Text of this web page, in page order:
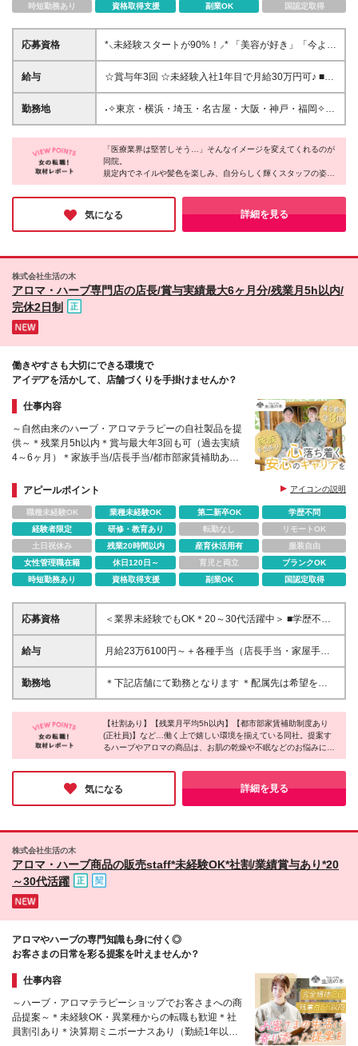
時短勤務あり
資格取得支援 副業OK 国認定取得
応募資格
*⸜未経験スタートが90%！⸝* 「美容が好き」「今より
稼ぎたい」 その気持ちがあれば、これまでの経験・
学歴は一切問いません◎ 【こんな方にぴったりです
で、誰かを笑顔にしたい方 ◎安定した高収入（月給
30万円〜）を叶えたい方 ◎オンとオフを切り替え
転職者も大歓迎★ アパレル、カフェ、受付、事務、
エステ、営業など、 先輩たちの前職はさまざま。
「自分を変えたい」という想いを全力でサポートしま
す！ ୨୧・・・・・・・・・・・・୨୧ *⸜多くの方とお
会いしたいと思っています⸝* 「いきなり応募は勇気が
いるな…」という方は、 ぜひお気軽に【気になる】
ボタンをタップしてくださいね。 私たちからも、あ
す！ ୨୧・・・・・・・・・・・・୨୧
給与
☆賞与年3回 ☆未経験入社1年目で月給30万円可♪ ■月
給25万円～＋業績手当＋賞与年2回＋決算賞与（規定
あり） （みなし残業代月22時間分／月3万5300円を
与を含む ★最短の月給（昇給）例★ 入社時（研修期
間）：23万円 ▽ ～2か月（カウンセラー）：25万
円 ▽ ～4か月目（チーフ）：27.5万円 ▽ 8～10
給のチャンスあり♪ ポジションによって金額も変わる
ため、月給に追加してさらに頑張り還元！ ------------
22時間分／⽉3万3800円を含む） ◇関⻄エリア（⼤
円（みなし残業代⽉22時間分／⽉3万2500円を含む）
※みなし残業代の時間超過分は別途支給
勤務地
˖✧東京・横浜・埼玉・名古屋・大阪・神戸・福岡✧˖
☆26年6月に横浜院が開院！ 【秋葉原院】 千代田区
神田佐久間町2-18-5-3F 【新橋院】 港区新橋1-4-4
FAD15ビル9F 【池袋院】 豊島区南池袋2-27-5 カテイ
ビル6F 【新宿院】 新宿区新宿3-25-9 新宿モアビル6F
【名古屋院】 名古屋市中村区椿町17-15 ユース丸悦ビ
ル6F 【名古屋栄院】 名古屋市中区錦3-24-29 内山ビ
ル4F 【神戸三宮院】 神戸市中央区琴ノ緒町5-3-5 グ
リーンシャポービル3F 【大阪天王寺院】 大阪市天王
都駅前院】 京都市下京区烏丸通七条下る東塩小路町
区画 【横浜院】※26年6月開院！ ⇒開院までは東京の
クリニックで研修 横浜市西区高島2-14-11 横浜新都市
「医療業界は堅苦しそう…」そんなイメージを変えてくれるのが
同院。
規定内でネイルや髪色を楽しみ、自分らしく輝くスタッフの姿が
印象的でした。
未経験入社が90％ながら、1年目から【月給30万円】を目指せる
環境には驚きました。完全週休2日制でオフも充実しているから
こそ、心に余裕を持って患者様に向き合えます。
「なりたい私」を叶えながら、理想のライフスタイルを手にした
気になる 詳細を見る
株式会社生活の木
アロマ・ハーブ専門店の店長/賞与実績最大6ヶ月分/残業月5h以内/
完休2日制
働きやすさも大切にできる環境で
アイデアを活かして、店舗づくりを手掛けませんか？
仕事内容
～自然由来のハーブ・アロマテラピーの自社製品を提
供～＊残業月5h以内＊賞与最大年3回も可（過去実績
4～6ヶ月）＊家族手当/店長手当/都市部家賃補助あり
アピールポイント
アイコンの説明
職種未経験OK 業種未経験OK 第二新卒OK
学歴不問
経験者限定
研修・教育あり 転勤なし
リモートOK
土日祝休み
残業20時間以内 産育休活用有
服装自由
女性管理職在籍
休日120日～ 育児と両立
ブランクOK
時短勤務あり
資格取得支援 副業OK 国認定取得
応募資格
＜業界未経験でもOK＊20～30代活躍中＞ ■学歴不問
■アパレルや専門店（物販）で店長経験1年以上ある方
■アロマテラピーの資格をお持ちの方 ＼こんな方にピ
して働きたい ＊アイデアや意見を活かして働きたい
＊安心して続けられるお仕事を始めたい
給与
月給23万6100円～＋各種手当（店長手当・家屋手当
など）＋賞与年2回+業績賞与（過去4.5か月支給実績
あり） ※経験やスキルによって入社時の月給は優遇し
せん
勤務地
＊下記店舗にて勤務となります ＊配属先は希望を最
大限考慮いたします ■原宿表参道店 ■新宿高島屋店 ■
池袋東武店 ■松屋銀座店 ■日本橋高島屋店 ■横浜ジョ
イナス店 ※(変更の範囲)上記を除く当社関連勤務地
【社割あり】【残業月平均5h以内】【都市部家賃補助制度あり
(正社員)】など…働く上で嬉しい環境を揃えている同社。提案す
るハーブやアロマの商品は、お肌の乾燥や不眠などのお悩みにも
効果を発揮し、リピートで来店されるお客さまも多いのだそうで
す！また、裁量が大きいことが特徴で「こんな販促をしてみよ
う」などスタッフ自身がアイデアを出しながら、幅広い業務に携
われるのだとか。日々やりがいを実感しながら働けそうです♪
気になる 詳細を見る
株式会社生活の木
アロマ・ハーブ商品の販売staff*未経験OK*社割/業績賞与あり*20
～30代活躍
アロマやハーブの専門知識も身に付く◎
お客さまの日常を彩る提案を叶えませんか？
仕事内容
～ハーブ・アロマテラピーショップでお客さまへの商
品提案～＊未経験OK・異業種からの転職も歓迎＊社
員割引あり＊決算期ミニボーナスあり（勤続1年以